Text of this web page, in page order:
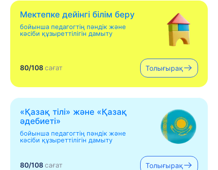
Мектепке дейінгі білім беру
бойынша педагогтің пәндік және
кәсіби құзыреттілігін дамыту
80/108сағат Толығырақ
«Қазақ тілі» жəне «Қазақ
əдебиеті»
бойынша педагогтің пәндік және
кәсіби құзыреттілігін дамыту
80/108сағат Толығырақ